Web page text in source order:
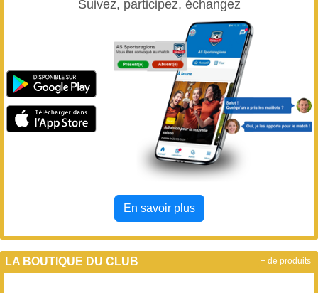
Suivez, participez, échangez
En savoir plus
LA BOUTIQUE DU CLUB + de produits